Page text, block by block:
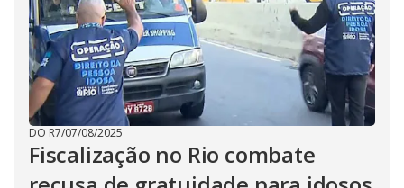
DO R7/07/08/2025
Fiscalização no Rio combate